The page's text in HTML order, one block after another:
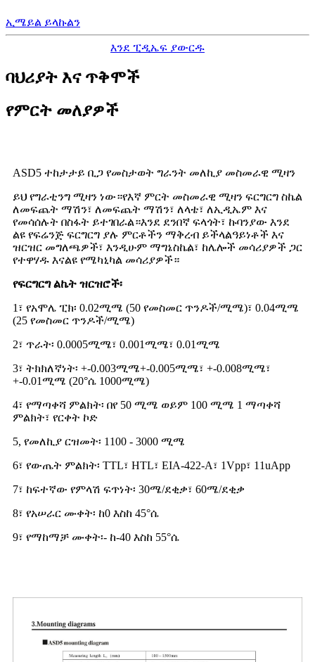
ኢሜይል ይላኩልን
እንደ ፒዲኤፍ ያውርዱ
ባህሪያት እና ጥቅሞች
የምርት መለያዎች
ASD5 ተከታታይ ቢጋ የመስታወት ግራንት መለኪያ መስመራዊ ሚዛን
ይህ የግራቲንግ ሚዛን ነው።የእኛ ምርት መስመራዊ ሚዛን ፍርግርግ ስኬል
ለመፍጨት ማሽን፣ ለመፍጨት ማሽን፣ ለላቴ፣ ለኢዲኤም እና
የመሳሰሉት በስፋት ይተገበራል።እንደ ደንበኛ ፍላጎት፣ ኩባንያው እንደ
ልዩ የፍሬንጅ ፍርግርግ ያሉ ምርቶችን ማቅረብ ይችላልዓይነቶች እና
ዝርዝር መግለጫዎች፣ እንዲሁም ማግኔስኬል፣ ከሌሎች መሳሪያዎች ጋር
የተዋሃዱ እናልዩ የሜካኒካል መሳሪያዎች።
የፍርግርግ ልኬት ዝርዝሮች፡
1፣ የአሞሌ ፒክ፡ 0.02ሚሜ (50 የመስመር ጥንዶች/ሚሜ)፣ 0.04ሚሜ
(25 የመስመር ጥንዶች/ሚሜ)
2፣ ጥራት፡ 0.0005ሚሜ፣ 0.001ሚሜ፣ 0.01ሚሜ
3፣ ትክክለኛነት፡ +-0.003ሚሜ+-0.005ሚሜ፣ +-0.008ሚሜ፣
+-0.01ሚሜ (20°ሴ 1000ሚሜ)
4፣ የማጣቀሻ ምልክት፡ በየ 50 ሚሜ ወይም 100 ሚሜ 1 ማጣቀሻ
ምልክት፣ የርቀት ኮድ
5, የመለኪያ ርዝመት፡ 1100 - 3000 ሚሜ
6፣ የውጤት ምልክት፡ TTL፣ HTL፣ EIA-422-A፣ 1Vpp፣ 11uApp
7፣ ከፍተኛው የምላሽ ፍጥነት፡ 30ሜ/ደቂቃ፣ 60ሜ/ደቂቃ
8፣ የአሠራር ሙቀት፡ ከ0 እስከ 45°ሴ
9፣ የማከማቻ ሙቀት፡- ከ-40 እስከ 55°ሴ